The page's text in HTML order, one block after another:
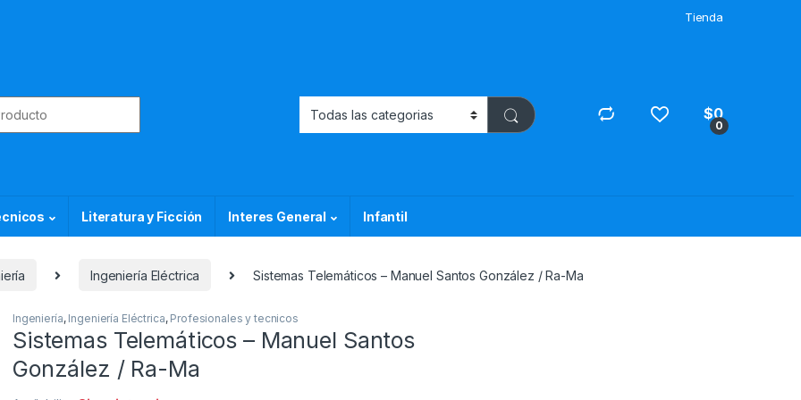
Tienda
0
$0
Literatura y Ficción Interes General Infantil
Ingeniería Eléctrica Sistemas Telemáticos – Manuel Santos González / Ra-Ma
Ingeniería, Ingeniería Eléctrica, Profesionales y tecnicos
Sistemas Telemáticos – Manuel Santos
González / Ra-Ma